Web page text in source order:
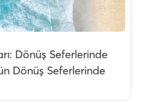
Dönüş Seferlerinde
Dönüş Seferlerinde